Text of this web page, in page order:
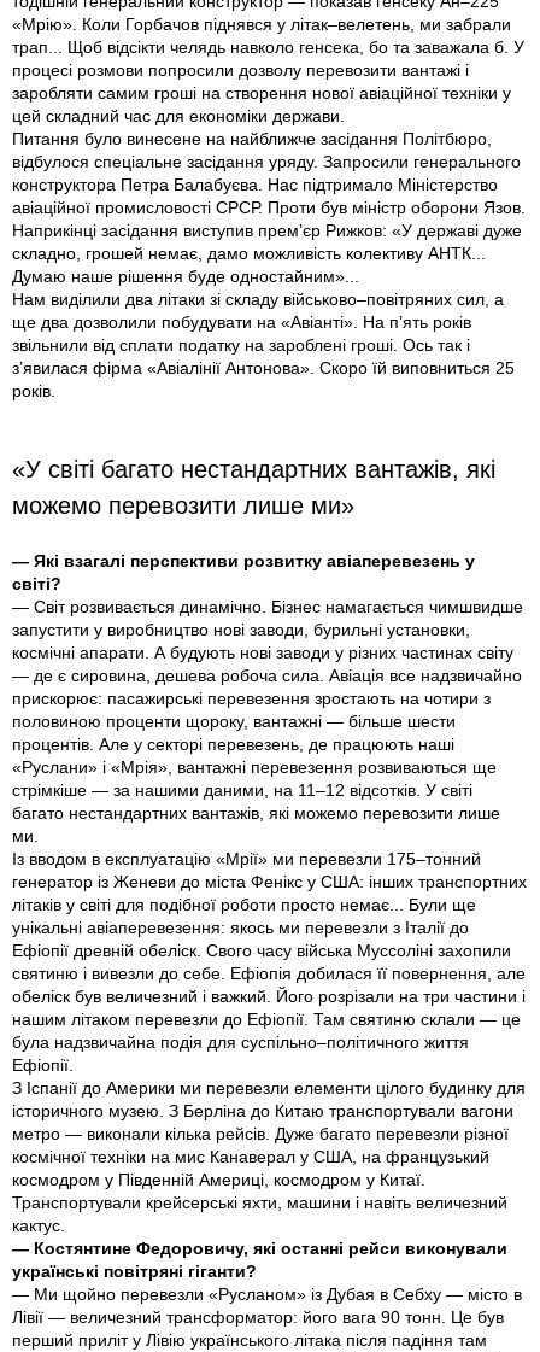
«Мрію». Коли Горбачов піднявся у літак–велетень, ми забрали
трап... Щоб відсікти челядь навколо генсека, бо та заважала б. У
процесі розмови попросили дозволу перевозити вантажі і
заробляти самим гроші на створення нової авіаційної техніки у
цей складний час для економіки держави.
Питання було винесене на найближче засідання Політбюро,
відбулося спеціальне засідання уряду. Запросили генерального
конструктора Петра Балабуєва. Нас підтримало Міністерство
авіаційної промисловості СРСР. Проти був міністр оборони Язов.
Наприкiнцi засідання виступив прем’єр Рижков: «У державі дуже
складно, грошей немає, дамо можливість колективу АНТК...
Думаю наше рішення буде одностайним»...
Нам виділили два літаки зі складу військово–повітряних сил, а
ще два дозволили побудувати на «Авіанті». На п’ять років
звільнили від сплати податку на зароблені гроші. Ось так і
з’явилася фірма «Авіалінії Антонова». Скоро їй виповниться 25
років.
«У світі багато нестандартних вантажів, які
можемо перевозити лише ми»
— Які взагалі перспективи розвитку авіаперевезень у
світі?
— Світ розвивається динамічно. Бізнес намагається чимшвидше
запустити у виробництво нові заводи, бурильні установки,
космічні апарати. А будують нові заводи у різних частинах світу
— де є сировина, дешева робоча сила. Авіація все надзвичайно
прискорює: пасажирські перевезення зростають на чотири з
половиною проценти щороку, вантажні — більше шести
процентів. Але у секторі перевезень, де працюють наші
«Руслани» і «Мрія», вантажні перевезення розвиваються ще
стрімкіше — за нашими даними, на 11–12 відсотків. У світі
багато нестандартних вантажів, які можемо перевозити лише
ми.
Із вводом в експлуатацію «Мрії» ми перевезли 175–тонний
генератор із Женеви до міста Фенікс у США: інших транспортних
літаків у світі для подібної роботи просто немає... Були ще
унікальні авіаперевезення: якось ми перевезли з Італії до
Ефіопії древній обеліск. Свого часу війська Муссоліні захопили
святиню і вивезли до себе. Ефіопія добилася її повернення, але
обеліск був величезний і важкий. Його розрізали на три частини і
нашим літаком перевезли до Ефіопії. Там святиню склали — це
була надзвичайна подія для суспільно–політичного життя
Ефіопії.
З Іспанії до Америки ми перевезли елементи цілого будинку для
історичного музею. З Берліна до Китаю транспортували вагони
метро — виконали кілька рейсів. Дуже багато перевезли різної
космічної техніки на мис Канаверал у США, на французький
космодром у Південній Америці, космодром у Китаї.
Транспортували крейсерські яхти, машини і навіть величезний
кактус.
— Костянтине Федоровичу, які останні рейси виконували
українські повітряні гіганти?
— Ми щойно перевезли «Русланом» із Дубая в Себху — місто в
Лівії — величезний трансформатор: його вага 90 тонн. Це був
перший приліт у Лівію українського літака після падіння там